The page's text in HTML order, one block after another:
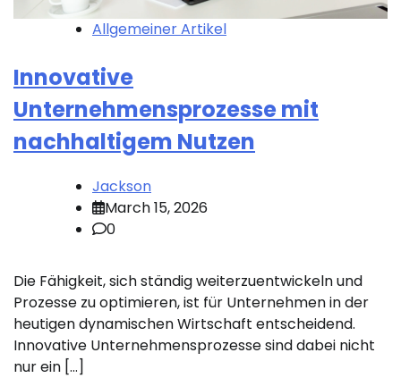
Allgemeiner Artikel
Innovative
Unternehmensprozesse mit
nachhaltigem Nutzen
Jackson
March 15, 2026
0
Die Fähigkeit, sich ständig weiterzuentwickeln und
Prozesse zu optimieren, ist für Unternehmen in der
heutigen dynamischen Wirtschaft entscheidend.
Innovative Unternehmensprozesse sind dabei nicht
nur ein […]